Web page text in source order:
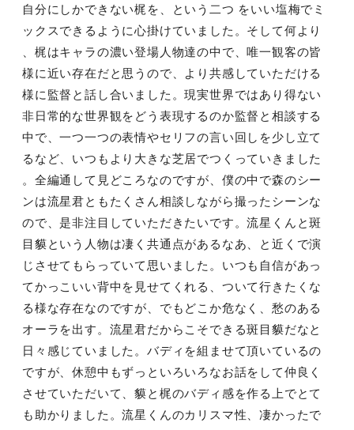
自分にしかできない梶を、という二つ をいい塩梅でミ
ックスできるように心掛けていました。そして何より
、梶はキャラの濃い登場人物達の中で、唯一観客の皆
様に近い存在だと思うので、より共感していただける
様に監督と話し合いました。現実世界ではあり得ない
非日常的な世界観をどう表現するのか監督と相談する
中で、一つ一つの表情やセリフの言い回しを少し立て
るなど、いつもより大きな芝居でつくっていきました
。全編通して見どころなのですが、僕の中で森のシー
ンは流星君ともたくさん相談しながら撮ったシーンな
ので、是非注目していただきたいです。流星くんと斑
目貘という人物は凄く共通点があるなあ、と近くで演
じさせてもらっていて思いました。いつも自信があっ
てかっこいい背中を見せてくれる、ついて行きたくな
る様な存在なのですが、でもどこか危なく、愁のある
オーラを出す。流星君だからこそできる斑目貘だなと
日々感じていました。バディを組ませて頂いているの
ですが、休憩中もずっといろいろなお話をして仲良く
させていただいて、貘と梶のバディ感を作る上でとて
も助かりました。流星くんのカリスマ性、凄かったで